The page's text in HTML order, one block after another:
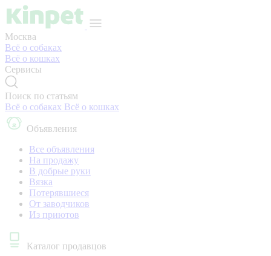
Москва
Всё о собаках
Всё о кошках
Сервисы
Поиск по статьям
Всё о собаках Всё о кошках
Объявления
Все объявления
На продажу
В добрые руки
Вязка
Потерявшиеся
От заводчиков
Из приютов
Каталог продавцов